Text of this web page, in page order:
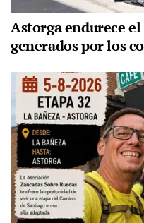
Astorga endurece
generados por los